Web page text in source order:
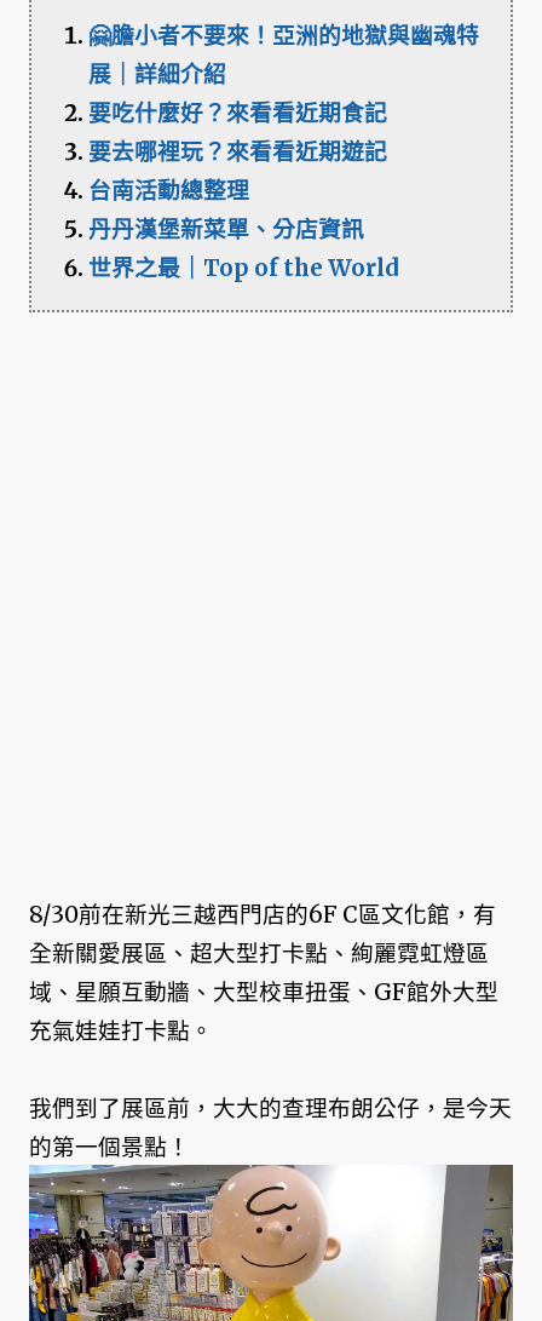
🤗膽小者不要來！亞洲的地獄與幽魂特
展｜詳細介紹
要吃什麼好？來看看近期食記
要去哪裡玩？來看看近期遊記
台南活動總整理
丹丹漢堡新菜單、分店資訊
世界之最｜Top of the World
8/30前在新光三越西門店的6F C區文化館，有
全新關愛展區、超大型打卡點、絢麗霓虹燈區
域、星願互動牆、大型校車扭蛋、GF館外大型
充氣娃娃打卡點。
我們到了展區前，大大的查理布朗公仔，是今天
的第一個景點！